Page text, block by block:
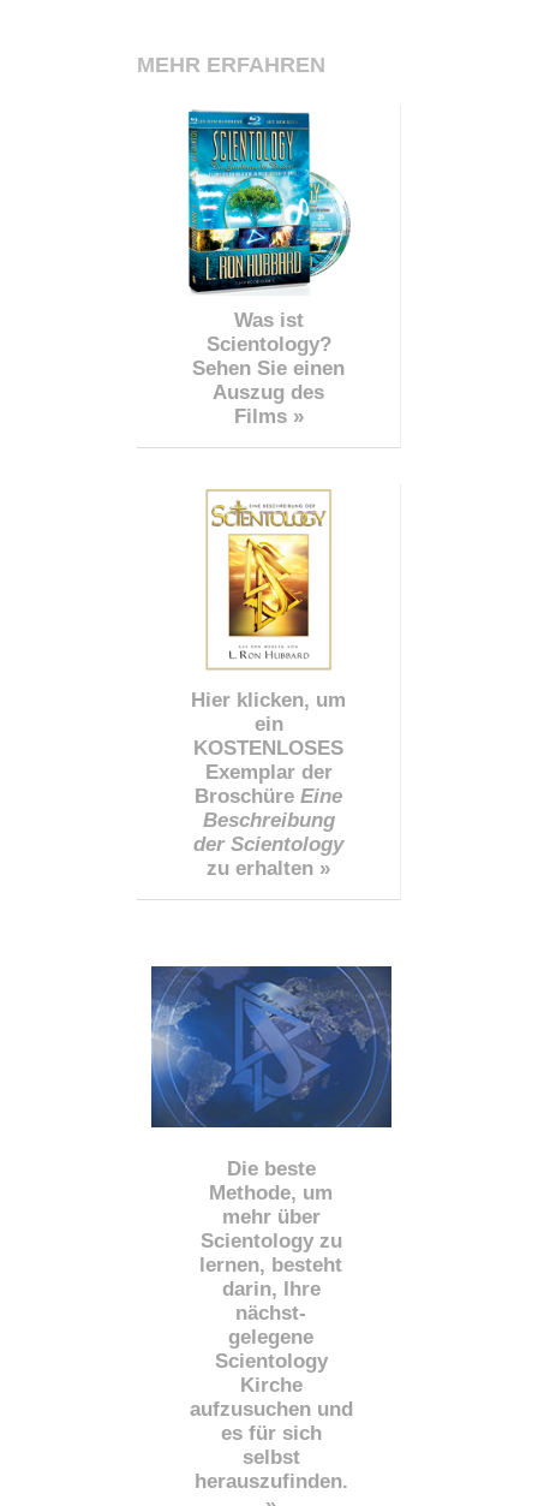
MEHR ERFAHREN
Was ist
Scientology?
Sehen Sie einen
Auszug des
Films »
Hier klicken, um
ein
KOSTENLOSES
Exemplar der
Broschüre Eine
Beschreibung
der Scientology
zu erhalten »
Die beste
Methode, um
mehr über
Scientology zu
lernen, besteht
darin, Ihre
nächst-
gelegene
Scientology
Kirche
aufzusuchen und
es für sich
selbst
herauszufinden.